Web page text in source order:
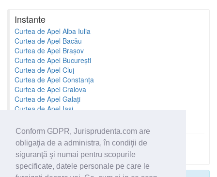
Conform GDPR, Jurisprudenta.com are
obligaţia de a administra, în condiţii de
siguranţă şi numai pentru scopurile
specificate, datele personale pe care le
Instante
Curtea de Apel Alba Iulia
Curtea de Apel Bacău
Curtea de Apel Brașov
Curtea de Apel București
Curtea de Apel Cluj
Curtea de Apel Constanța
Curtea de Apel Craiova
Curtea de Apel Galați
Curtea de Apel Iași
Toate instantele